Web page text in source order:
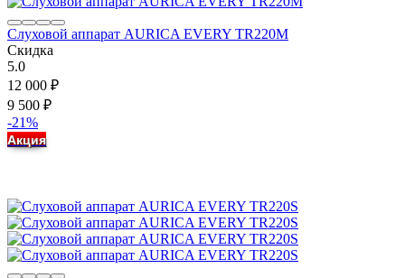
Слуховой аппарат AURICA EVERY TR220M
Скидка
5.0
12 000 ₽
9 500 ₽
-21%
Акция